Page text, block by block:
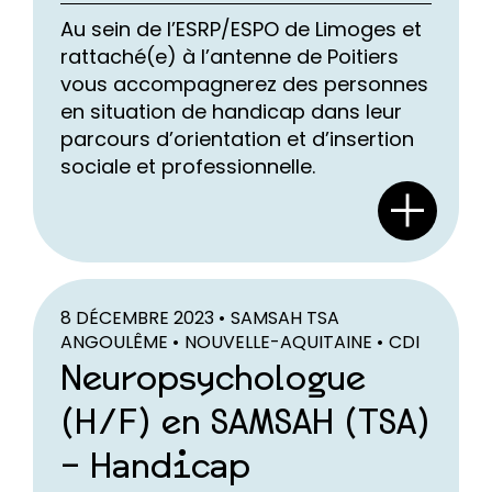
Au sein de l’ESRP/ESPO de Limoges et
rattaché(e) à l’antenne de Poitiers
vous accompagnerez des personnes
en situation de handicap dans leur
parcours d’orientation et d’insertion
sociale et professionnelle.
8 DÉCEMBRE 2023 • SAMSAH TSA
ANGOULÊME • NOUVELLE-AQUITAINE • CDI
Neuropsychologue
(H/F) en SAMSAH (TSA)
– Handicap